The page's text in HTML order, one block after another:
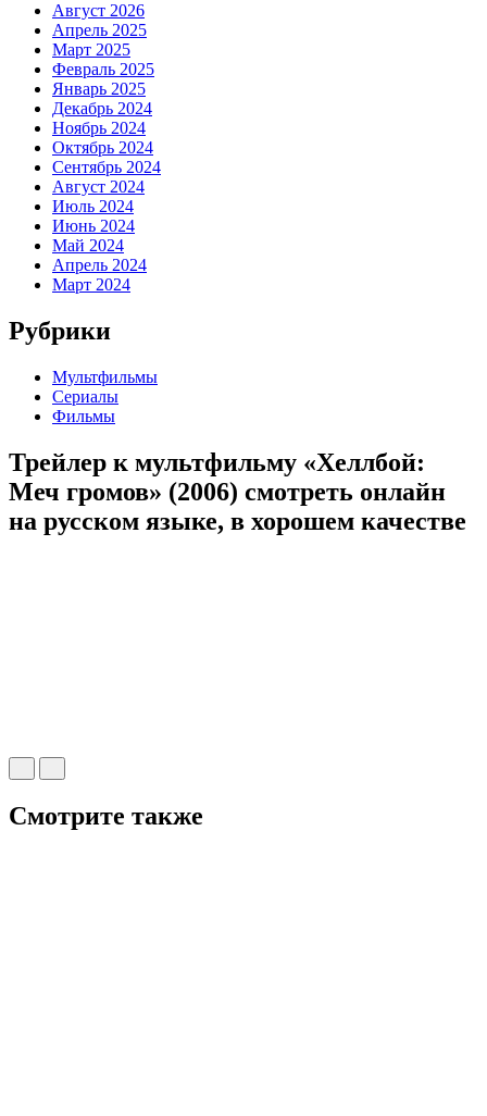
Август 2026
Апрель 2025
Март 2025
Февраль 2025
Январь 2025
Декабрь 2024
Ноябрь 2024
Октябрь 2024
Сентябрь 2024
Август 2024
Июль 2024
Июнь 2024
Май 2024
Апрель 2024
Март 2024
Рубрики
Мультфильмы
Сериалы
Фильмы
Трейлер к мультфильму «Хеллбой:
Меч громов» (2006) cмотреть онлайн
на русском языке, в хорошем качестве
Смотрите также